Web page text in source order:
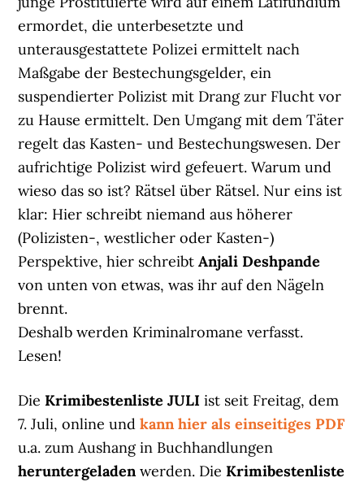
ermordet, die unterbesetzte und
unterausgestattete Polizei ermittelt nach
Maßgabe der Bestechungsgelder, ein
suspendierter Polizist mit Drang zur Flucht vor
zu Hause ermittelt. Den Umgang mit dem Täter
regelt das Kasten- und Bestechungswesen. Der
aufrichtige Polizist wird gefeuert. Warum und
wieso das so ist? Rätsel über Rätsel. Nur eins ist
klar: Hier schreibt niemand aus höherer
(Polizisten-, westlicher oder Kasten-)
Perspektive, hier schreibtAnjali Deshpande
von unten von etwas, was ihr auf den Nägeln
brennt.
Deshalb werden Kriminalromane verfasst.
Lesen!
DieKrimibestenliste JULI ist seit Freitag, dem
7. Juli, online undkann hier als einseitiges PDF
u.a. zum Aushang in Buchhandlungen
heruntergeladenwerden. DieKrimibestenliste